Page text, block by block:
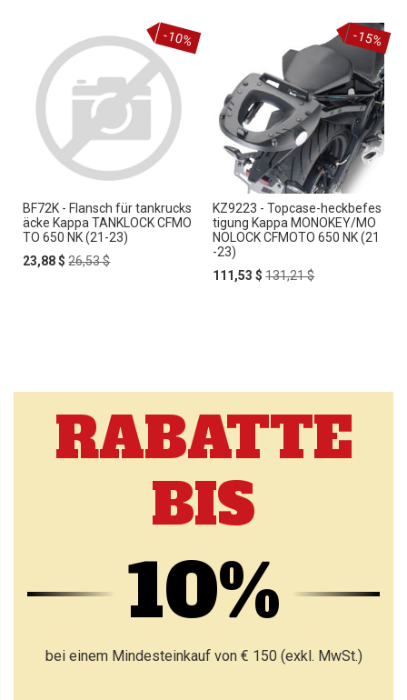
F
G
N
BF72K - Flansch für tankrucks
äcke Kappa TANKLOCK CFMO
TO 650 NK (21-23)
Special
23,88 $ Regular
26,53 $
-10%
KZ9223 - Topcase-heckbefes
tigung Kappa MONOKEY/MO
NOLOCK CFMOTO 650 NK (21
-23)
Special
111,53 $ Regular
131,21 $
-15%
RABATTE
BIS
10%
bei einem Mindesteinkauf von € 150 (exkl. MwSt.)